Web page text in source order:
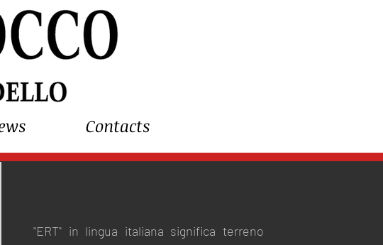
Contacts
"ERT" in lingua italiana significa terreno